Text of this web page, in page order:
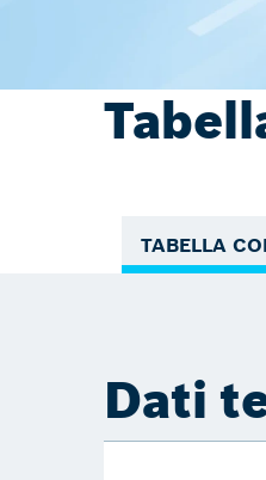
TABELLA
Dati